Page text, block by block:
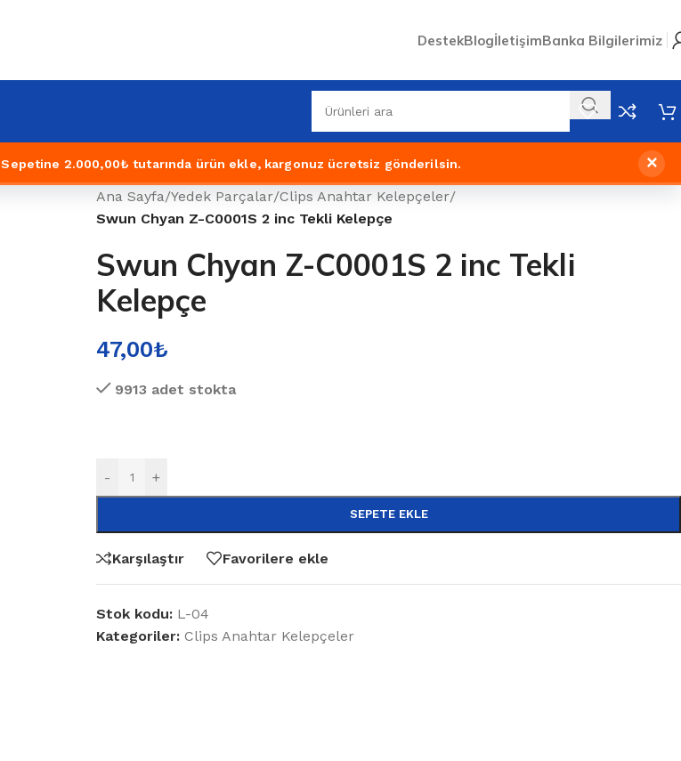
DestekBlogİletişimBanka Bilgilerimiz
Sepetine 2.000,00₺ tutarında ürün ekle, kargonuz ücretsiz gönderilsin. ×
Ana Sayfa/Yedek Parçalar/Clips Anahtar Kelepçeler/
Swun Chyan Z-C0001S 2 inc Tekli Kelepçe
Swun Chyan Z-C0001S 2 inc Tekli
Kelepçe
47,00₺
9913 adet stokta
- +
SEPETE EKLE
Karşılaştır Favorilere ekle
Stok kodu: L-04
Kategoriler: Clips Anahtar Kelepçeler